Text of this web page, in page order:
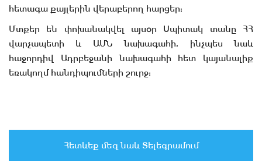
հետագա քայլերին վերաբերող հարցեր:
Մտքեր են փոխանակվել այսօր Սպիտակ տանը ՀՀ
վարչապետի և ԱՄՆ նախագահի, ինչպես նաև
հաջորդիվ Ադրբեջանի նախագահի հետ կայանալիք
եռակողմ հանդիպումների շուրջ:
Հետևեք մեզ նաև Տելեգրամում